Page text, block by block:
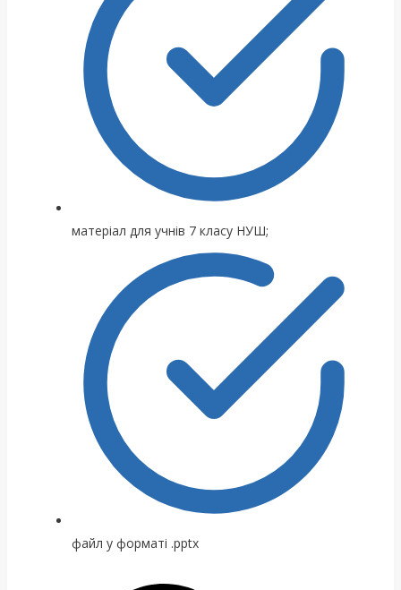
матеріал для учнів 7 класу НУШ;
файл у форматі .pptx